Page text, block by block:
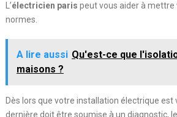
L’électricien paris peut vous aider à
normes.
A lire aussi Qu'est-ce que
maisons ?
Dès lors que votre installation électrique est
dernière doit être soumise à un diagnostic,